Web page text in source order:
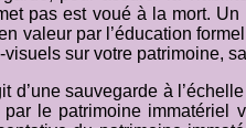
pas est voué à la mort.
valeur par l’éducation
visuels sur votre patrimoine,
d’une sauvegarde à
par le patrimoine immatériel